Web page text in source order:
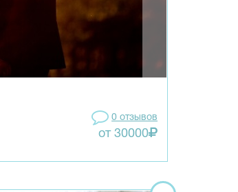
0 отзывов
от 30000